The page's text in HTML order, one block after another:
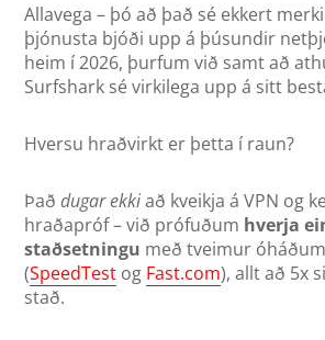
Allavega – þó að það sé ekkert
þjónusta bjóði upp á þúsundir
heim í 2026, þurfum við samt að
Surfshark sé virkilega upp á sitt
Hversu hraðvirkt er þetta í raun?
Þaðdugar ekkiað kveikja á VPN og
hraðapróf – við prófuðum hverja
staðsetningu með tveimur
(SpeedTest og Fast.com), allt að 5x
stað.